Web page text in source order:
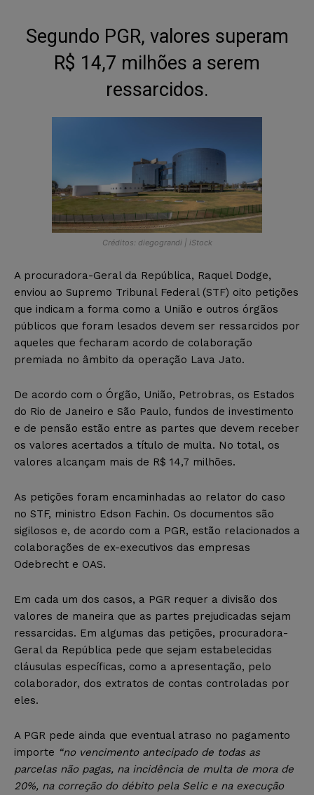
Segundo PGR, valores superam
R$ 14,7 milhões a serem
ressarcidos.
Créditos: diegograndi | iStock
A procuradora-Geral da República, Raquel Dodge,
enviou ao Supremo Tribunal Federal (STF) oito petições
que indicam a forma como a União e outros órgãos
públicos que foram lesados devem ser ressarcidos por
aqueles que fecharam acordo de colaboração
premiada no âmbito da operação Lava Jato.
De acordo com o Órgão, União, Petrobras, os Estados
do Rio de Janeiro e São Paulo, fundos de investimento
e de pensão estão entre as partes que devem receber
os valores acertados a título de multa. No total, os
valores alcançam mais de R$ 14,7 milhões.
As petições foram encaminhadas ao relator do caso
no STF, ministro Edson Fachin. Os documentos são
sigilosos e, de acordo com a PGR, estão relacionados a
colaborações de ex-executivos das empresas
Odebrecht e OAS.
Em cada um dos casos, a PGR requer a divisão dos
valores de maneira que as partes prejudicadas sejam
ressarcidas. Em algumas das petições, procuradora-
Geral da República pede que sejam estabelecidas
cláusulas específicas, como a apresentação, pelo
colaborador, dos extratos de contas controladas por
eles.
A PGR pede ainda que eventual atraso no pagamento
importe “no vencimento antecipado de todas as
parcelas não pagas, na incidência de multa de mora de
20%, na correção do débito pela Selic e na execução